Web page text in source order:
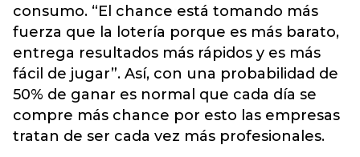
consumo. “El chance está tomando más
fuerza que la lotería porque es más barato,
entrega resultados más rápidos y es más
fácil de jugar”. Así, con una probabilidad de
50% de ganar es normal que cada día se
compre más chance por esto las empresas
tratan de ser cada vez más profesionales.